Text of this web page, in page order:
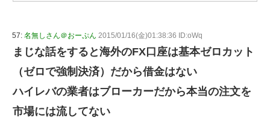
57: 名無しさん＠おーぷん 2015/01/16(金)01:38:36 ID:oWq
まじな話をすると海外のFX口座は基本ゼロカット
（ゼロで強制決済）だから借金はない
ハイレバの業者はブローカーだから本当の注文を
市場には流してない